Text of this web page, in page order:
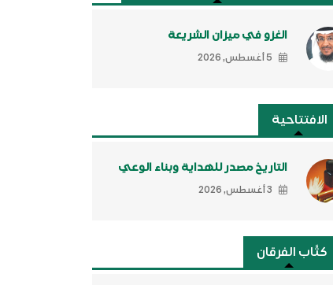
الغزو في ميزان الشريعة
5 أغسطس, 2026
الافتتاحية
التاريخ مصدر للهداية وبناء الوعي
3 أغسطس, 2026
كتَّاب الفرقان